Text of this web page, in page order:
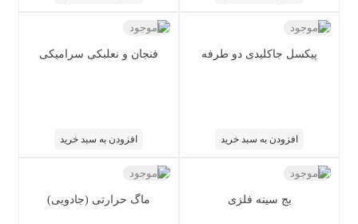
پیکسل جاکلیدی دو طرفه
ناموجود
افزودن به سبد خرید
فنجان و نعلبکی سرامیکی
ناموجود
افزودن به سبد خرید
بج سینه فلزی
ناموجود
ماگ حرارتی (جادویی)
ناموجود